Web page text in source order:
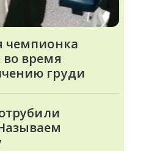
чемпионка
время
груди